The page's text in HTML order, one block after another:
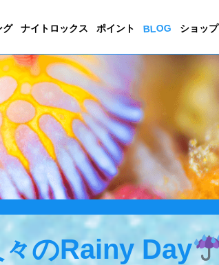
グ ナイトロックス ポイント BLOG ショップ
のRainy Day